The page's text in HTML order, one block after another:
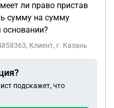
ли право пристав
сумму на сумму
Клиент, г. Казань
подскажет, что